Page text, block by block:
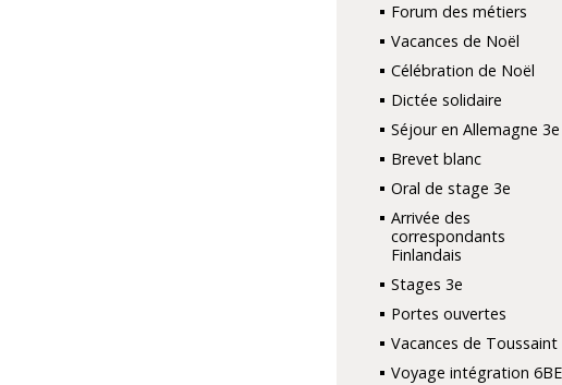
Forum des métiers
Vacances de Noël
Célébration de Noël
Dictée solidaire
Séjour en Allemagne 3e
Brevet blanc
Oral de stage 3e
Arrivée des
correspondants
Finlandais
Stages 3e
Portes ouvertes
Vacances de Toussaint
Voyage intégration 6BE